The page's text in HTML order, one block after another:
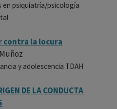
en psiquiatría/psicología
contra la locura
y adolescencia TDAH
DE LA CONDUCTA